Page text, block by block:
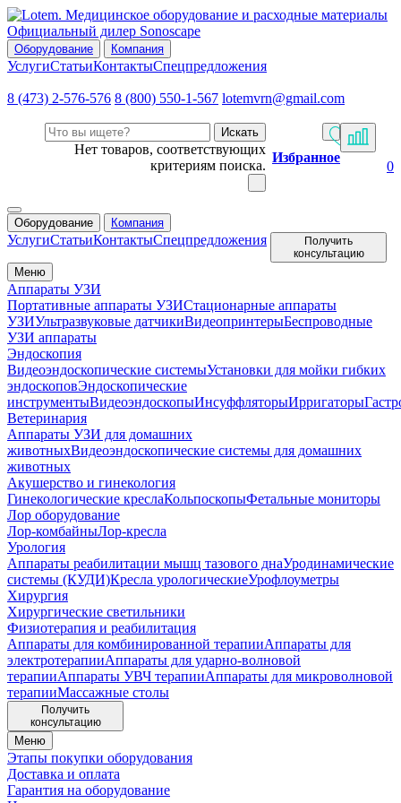
Официальный дилер Sonoscape
Оборудование Компания
УслугиСтатьиКонтактыСпецпредложения
8 (473) 2-576-576 8 (800) 550-1-567 lotemvrn@gmail.com
Искать
Нет товаров, соответствующих
критериям поиска.
Избранное
0
Оборудование Компания
УслугиСтатьиКонтактыСпецпредложения
Получить
консультацию
Меню
Аппараты УЗИ
Портативные аппараты УЗИСтационарные аппараты
УЗИУльтразвуковые датчикиВидеопринтерыБеспроводные
УЗИ аппараты
Эндоскопия
Видеоэндоскопические системыУстановки для мойки гибких
эндоскоповЭндоскопические
инструментыВидеоэндоскопыИнсуффляторыИрригаторы
Ветеринария
Аппараты УЗИ для домашних
животныхВидеоэндоскопические системы для домашних
животных
Акушерство и гинекология
Гинекологические креслаКольпоскопыФетальные мониторы
Лор оборудование
Лор-комбайныЛор-кресла
Урология
Аппараты реабилитации мышц тазового днаУродинамические
системы (КУДИ)Кресла урологическиеУрофлоуметры
Хирургия
Хирургические светильники
Физиотерапия и реабилитация
Аппараты для комбинированной терапииАппараты для
электротерапииАппараты для ударно-волновой
терапииАппараты УВЧ терапииАппараты для микроволновой
терапииМассажные столы
Получить
консультацию
Меню
Этапы покупки оборудования
Доставка и оплата
Гарантия на оборудование